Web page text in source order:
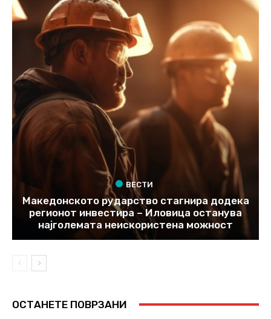
ВЕСТИ
Македонското рударство стагнира додека
регионот инвестира – Иловица останува
најголемата неискористена можност
ОСТАНЕТЕ ПОВРЗАНИ